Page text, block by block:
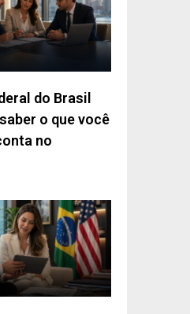
do Brasil
o que você
no